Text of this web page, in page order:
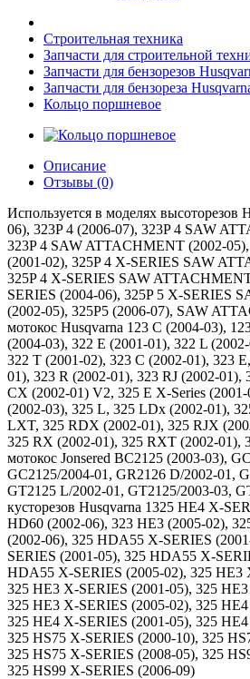
Строительная техника
Запчасти для строительной
Запчасти для бензорезов
Запчасти для бензореза
Кольцо поршневое
Описание
Отзывы (0)
Используется в моделях высоторезов
06), 323P 4 (2006-07), 323P 4 SAW
323P 4 SAW ATTACHMENT (2002-
(2001-02), 325P 4 X-SERIES SAW
325P 4 X-SERIES SAW
SERIES (2004-06), 325P 5 X-SERIES
(2002-05), 325P5 (2006-07), SAW
мотокос Husqvarna 123 C (2004-03),
(2004-03), 322 E (2001-01), 322 L
322 T (2001-02), 323 C (2002-01), 323
01), 323 R (2002-01), 323 RJ (2002-01),
CX (2002-01) V2, 325 E X-Series
(2002-03), 325 L, 325 LDx (2002-01),
LXT, 325 RDX (2002-01), 325 RJX
325 RX (2002-01), 325 RXT (2002-01),
мотокос Jonsered BC2125 (2003-03),
GC2125/2004-01, GR2126 D/2002-01,
GT2125 L/2002-01, GT2125/2003-03,
кусторезов Husqvarna 1325 HE4 X-
HD60 (2002-06), 323 HE3 (2005-02),
(2002-06), 325 HDA55 X-SERIES
SERIES (2001-05), 325 HDA55 X-
HDA55 X-SERIES (2005-02), 325 HE3
325 HE3 X-SERIES (2001-05), 325
325 HE3 X-SERIES (2005-02), 325
325 HE4 X-SERIES (2001-05), 325
325 HS75 X-SERIES (2000-10), 325
325 HS75 X-SERIES (2008-05), 325
325 HS99 X-SERIES (2006-09)